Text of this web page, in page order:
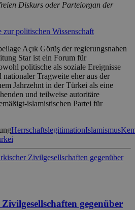
Diskurs oder Parteiorgan der
politischen Wissenschaft
Açık Görüş der regierungsnahen
Star ist ein Forum für
politische als soziale Ereignisse
Tragweite eher aus der
Jahrzehnt in der Türkei als eine
und teilweise autoritäre
islamistischen Partei für
HerrschaftslegitimationIslamismus
gegenüber